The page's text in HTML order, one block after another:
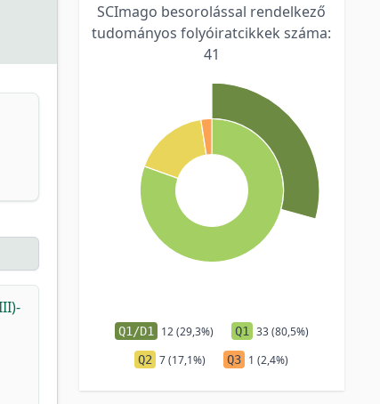
SCImago besorolással rendelkező
tudományos folyóiratcikkek száma:
41
Q1/D1 12 (29,3%) Q1 33 (80,5%)
Q2 7 (17,1%) Q3 1 (2,4%)